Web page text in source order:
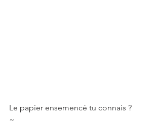
Le papier ensemencé tu connais ?
~